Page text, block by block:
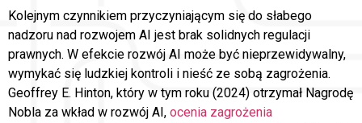
Kolejnym czynnikiem przyczyniającym się do słabego
nadzoru nad rozwojem AI jest brak solidnych regulacji
prawnych. W efekcie rozwój AI może być nieprzewidywalny,
wymykać się ludzkiej kontroli i nieść ze sobą zagrożenia.
Geoffrey E. Hinton, który w tym roku (2024) otrzymał Nagrodę
Nobla za wkład w rozwój AI, ocenia zagrożenia